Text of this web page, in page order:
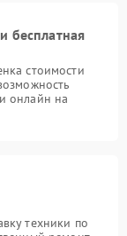
бесплатная
стоимости
онлайн на
техники по